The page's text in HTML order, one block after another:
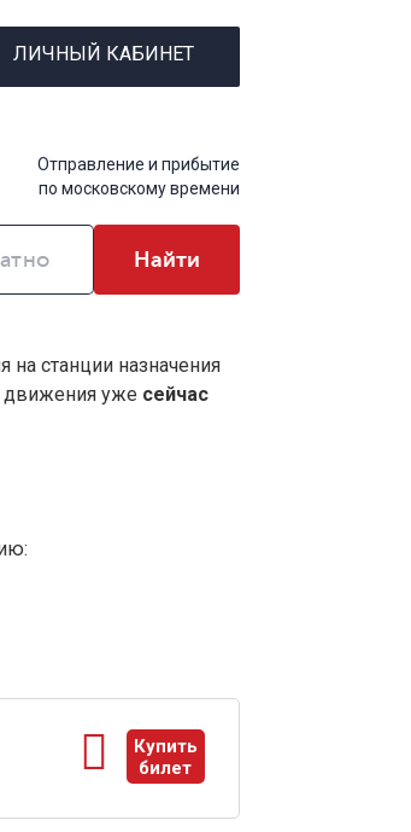
ЛИЧНЫЙ КАБИНЕТ
Отправление и прибытие
по московскому времени
Найти
на станции назначения
движения уже сейчас
Купить
билет
ы